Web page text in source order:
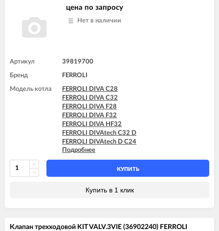
FERROLI DIVAtop micro F37
FERROLI DIVAtop micro LN C32
FERROLI DIVAtop ST C32
FERROLI DIVAtop ST F32
цена по запросу
Нет в наличии
Артикул 39819700
Бренд FERROLI
Модель котла
FERROLI DIVA C28
FERROLI DIVA C32
FERROLI DIVA F28
FERROLI DIVA F32
FERROLI DIVA HF32
FERROLI DIVAtech C32 D
FERROLI DIVAtech D C24
FERROLI DIVAtech D C32
FERROLI DIVAtech D F32
FERROLI DIVAtech D HF32
FERROLI DIVAtech F32 D
FERROLI DIVAtop F32
FERROLI DIVAtop micro F32
Подробнее
КУПИТЬ
Купить в 1 клик
Клапан трехходовой KIT VALV.3VIE (36902240) FERROLI